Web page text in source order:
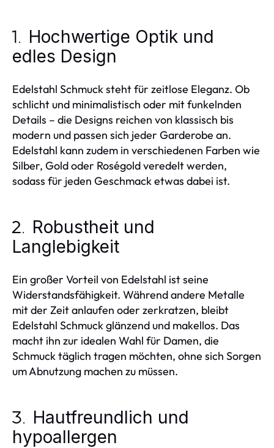
1. Hochwertige Optik und
edles Design
Edelstahl Schmuck steht für zeitlose Eleganz. Ob
schlicht und minimalistisch oder mit funkelnden
Details – die Designs reichen von klassisch bis
modern und passen sich jeder Garderobe an.
Edelstahl kann zudem in verschiedenen Farben wie
Silber, Gold oder Roségold veredelt werden,
sodass für jeden Geschmack etwas dabei ist.
2. Robustheit und
Langlebigkeit
Ein großer Vorteil von Edelstahl ist seine
Widerstandsfähigkeit. Während andere Metalle
mit der Zeit anlaufen oder zerkratzen, bleibt
Edelstahl Schmuck glänzend und makellos. Das
macht ihn zur idealen Wahl für Damen, die
Schmuck täglich tragen möchten, ohne sich Sorgen
um Abnutzung machen zu müssen.
3. Hautfreundlich und
hypoallergen